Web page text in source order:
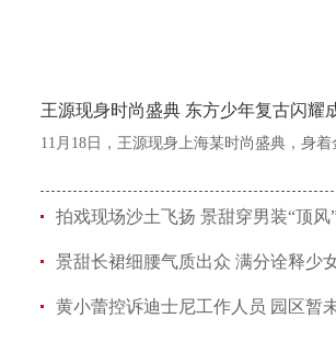
王源现身时尚盛典 东方少年复古闪耀
11月18日，王源现身上海某时尚盛典，身着
拍戏现场沙土飞扬 景甜穿男装“顶风